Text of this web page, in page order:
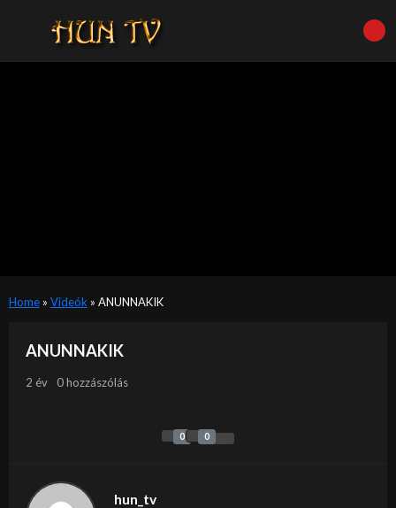
Home» Videók » ANUNNAKIK
ANUNNAKIK
2 év 0 hozzászólás
0 0
hun_tv